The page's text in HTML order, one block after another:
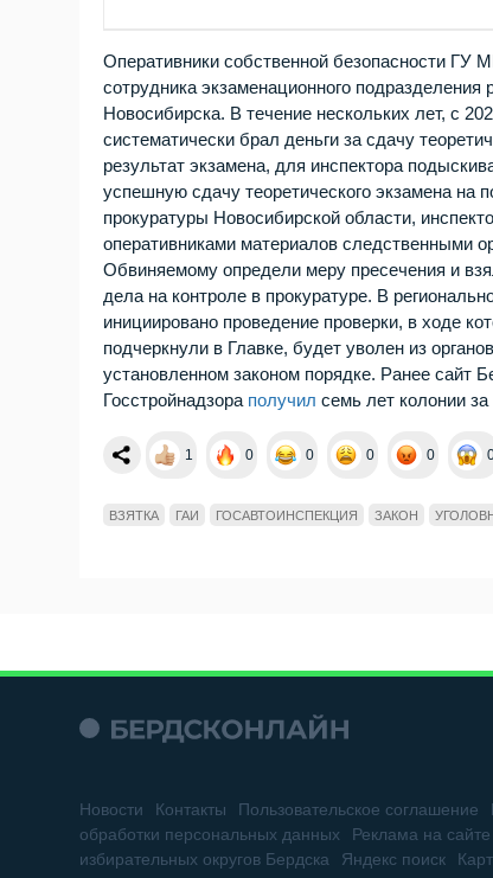
Оперативники собственной безопасности ГУ
сотрудника экзаменационного
Новосибирска. В течение нескольких лет, с
систематически брал деньги за сдачу
результат экзамена, для инспектора
успешную сдачу теоретического экзамена
прокуратуры Новосибирской области,
оперативниками материалов следственными
Обвиняемому определи меру пресечения и
дела на контроле в прокуратуре. В
инициировано проведение проверки, в ходе
подчеркнули в Главке, будет уволен из
установленном законом порядке. Ранее сайт
Госстройнадзора получил семь лет колонии за
1 0 0 0 0
ВЗЯТКА ГАИ ГОСАВТОИНСПЕКЦИЯ ЗАКОН
Новости Контакты Пользовательское соглашение
обработки персональных данных
Реклама на сайте
избирательных округов Бердска
Яндекс поиск